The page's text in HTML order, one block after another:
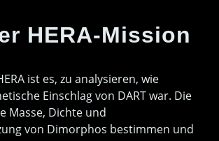
HERA-Mission
ist es, zu analysieren, wie
Einschlag von DART war. Die
Masse, Dichte und
von Dimorphos bestimmen und